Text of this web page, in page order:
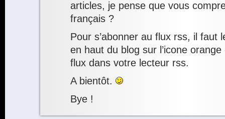
articles, je pense que vous
français ?
Pour s’abonner au flux rss, il faut
en haut du blog sur l’icone
flux dans votre lecteur rss.
A bientôt.
Bye !